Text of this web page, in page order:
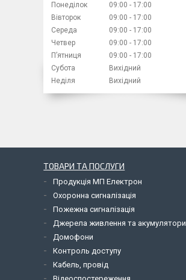
Понеділок 09:00
17:00
Вівторок
09:00
17:00
Середа
09:00
17:00
Четвер
09:00
17:00
Пʼятниця
09:00
17:00
Субота
Вихідний
Неділя
Вихідний
ТОВАРИ ТА ПОСЛУГИ
Продукція МП Електрон
Охоронна сигналізація
Пожежна сигналізація
Джерела живлення та акумулятори
Домофони
Контроль доступу
Кабель, провід